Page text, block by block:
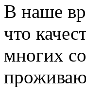
В нaшe
что
многих